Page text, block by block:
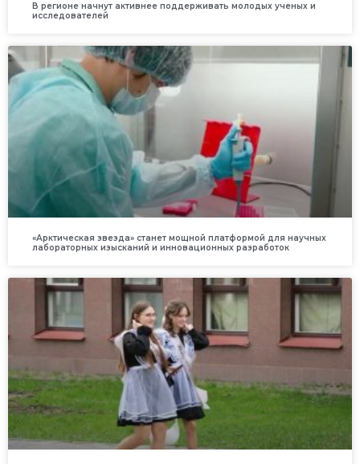
В регионе начнут активнее поддерживать молодых ученых и
исследователей
«Арктическая звезда» станет мощной платформой для научных
лабораторных изысканий и инновационных разработок